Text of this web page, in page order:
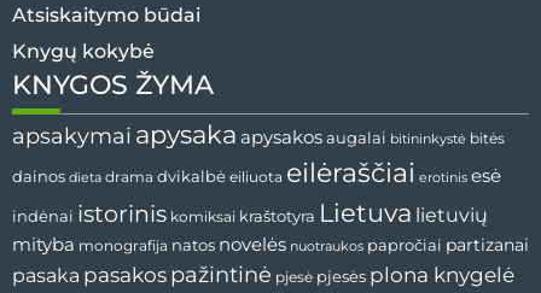
Atsiskaitymo būdai
Knygų kokybė
KNYGOS ŽYMA
apsakymai apysaka apysakos augalai bitininkystė bitės
dainos dieta drama dvikalbė eiliuota eilėraščiai erotinis esė
indėnai istorinis komiksai kraštotyra Lietuva lietuvių
mityba monografija natos novelės nuotraukos papročiai partizanai
pasaka pasakos pažintinė pjesė pjesės plona knygelė